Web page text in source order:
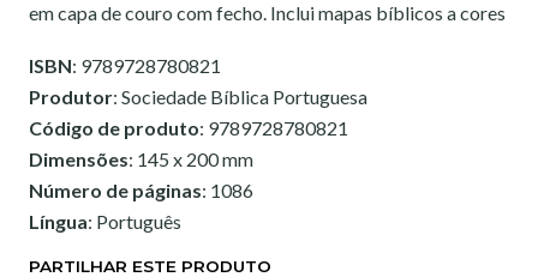
em capa de couro com fecho. Inclui mapas bíblicos a cores
ISBN: 9789728780821
Produtor: Sociedade Bíblica Portuguesa
Código de produto: 9789728780821
Dimensões: 145 x 200 mm
Número de páginas: 1086
Língua: Português
PARTILHAR ESTE PRODUTO